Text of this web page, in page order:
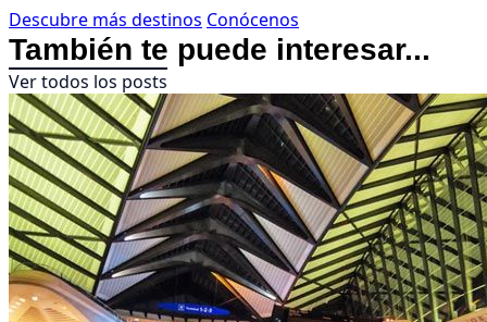
Descubre más destinos Conócenos
También te puede interesar...
Ver todos los posts